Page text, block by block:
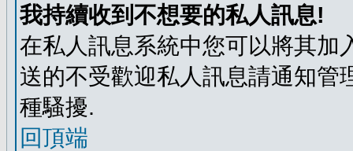
我持續收到不想要的私人訊息!
在私人訊息系統中您可以將其加
送的不受歡迎私人訊息請通知管
種騷擾.
回頂端